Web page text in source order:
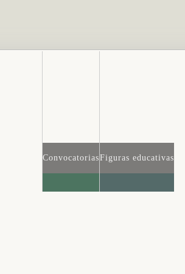
ConvocatoriasFiguras educativas